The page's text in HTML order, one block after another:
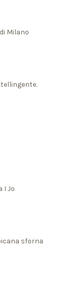
Milano
I Jo
sforna